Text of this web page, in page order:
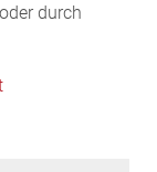
durch